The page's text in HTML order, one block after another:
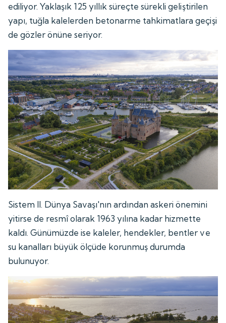
ediliyor. Yaklaşık 125 yıllık süreçte sürekli geliştirilen
yapı, tuğla kalelerden betonarme tahkimatlara geçişi
de gözler önüne seriyor.
Sistem II. Dünya Savaşı'nın ardından askeri önemini
yitirse de resmî olarak 1963 yılına kadar hizmette
kaldı. Günümüzde ise kaleler, hendekler, bentler ve
su kanalları büyük ölçüde korunmuş durumda
bulunuyor.